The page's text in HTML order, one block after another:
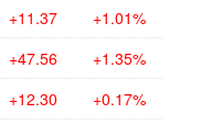
+11.37 +1.01%
+47.56 +1.35%
+12.30 +0.17%